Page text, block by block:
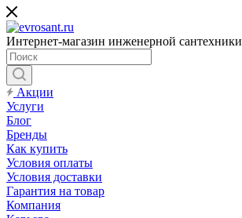
Интернет-магазин инженерной сантехники
Акции
Услуги
Блог
Бренды
Как купить
Условия оплаты
Условия доставки
Гарантия на товар
Компания